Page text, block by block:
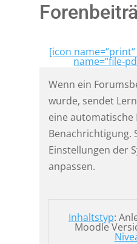
[icon
name=“file-
Wenn ein
wurde, sendet
eine automatische
Benachrichtigung.
Einstellungen der
anpassen.
Inhaltstyp:
Moodle